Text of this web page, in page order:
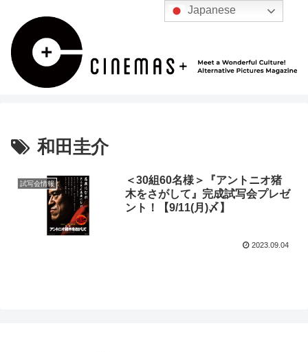
和田圭介
試写会情報
＜30組60名様＞『アントニオ猪
木をさがして』完成試写会プレゼ
ント！【9/11(月)〆】
2023.09.04
Japanese